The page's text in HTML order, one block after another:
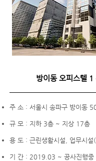
방이동 오피스텔 1
주 소 : 서울시 송파구 방이동
규 모 : 지하 3층 ~ 지상 17층
용 도 : 근린생활시설, 업무시설
기 간 : 2019.03 ~ 공사진행중